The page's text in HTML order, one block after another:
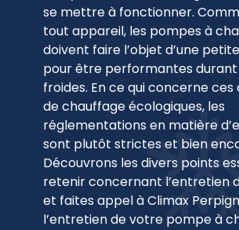
se mettre à fonctionner.
tout appareil, les pompes à
doivent faire l’objet d’une
pour être performantes durant
froides. En ce qui concerne ces
de chauffage écologiques, les
réglementations en matière
sont plutôt strictes et bien
Découvrons les divers points
retenir concernant l’entretien
et faites appel à Climax
l’entretien de votre pompe à